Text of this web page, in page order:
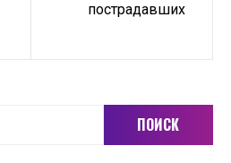
пострадавших